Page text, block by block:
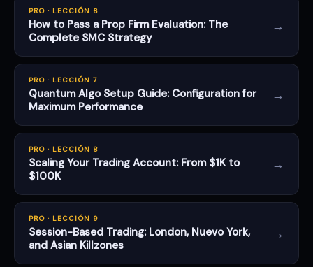
PRO · LECCIÓN 6
How to Pass a Prop Firm Evaluation: The
Complete SMC Strategy
→
PRO · LECCIÓN 7
Quantum Algo Setup Guide: Configuration for
Maximum Performance
→
PRO · LECCIÓN 8
Scaling Your Trading Account: From $1K to
$100K
→
PRO · LECCIÓN 9
Session-Based Trading: London, Nuevo York,
and Asian Killzones
→